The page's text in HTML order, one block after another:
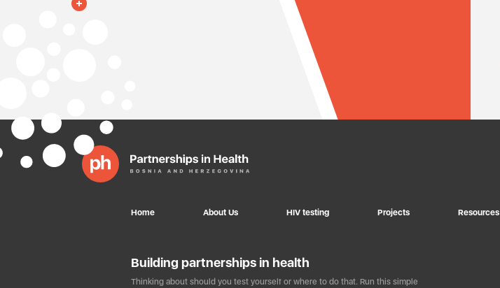
Home About Us HIV testing Projects Resources
Building partnerships in health
Thinking about should you test yourself or where to do that. Run this simple